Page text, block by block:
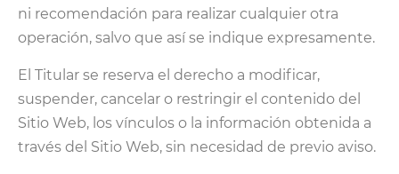
ni recomendación para realizar cualquier otra
operación, salvo que así se indique expresamente.
El Titular se reserva el derecho a modificar,
suspender, cancelar o restringir el contenido del
Sitio Web, los vínculos o la información obtenida a
través del Sitio Web, sin necesidad de previo aviso.